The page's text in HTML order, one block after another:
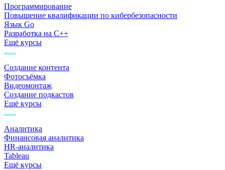
Программирование
Повышение квалификации по кибербезопасности
Язык Go
Разработка на C++
Ещё курсы
Создание контента
Фотосъёмка
Видеомонтаж
Создание подкастов
Ещё курсы
Аналитика
Финансовая аналитика
HR-аналитика
Tableau
Ещё курсы